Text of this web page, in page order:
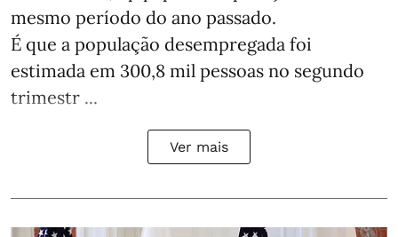
mesmo período do ano passado.
É que a população desempregada foi
estimada em 300,8 mil pessoas no segundo
trimestr ...
Ver mais